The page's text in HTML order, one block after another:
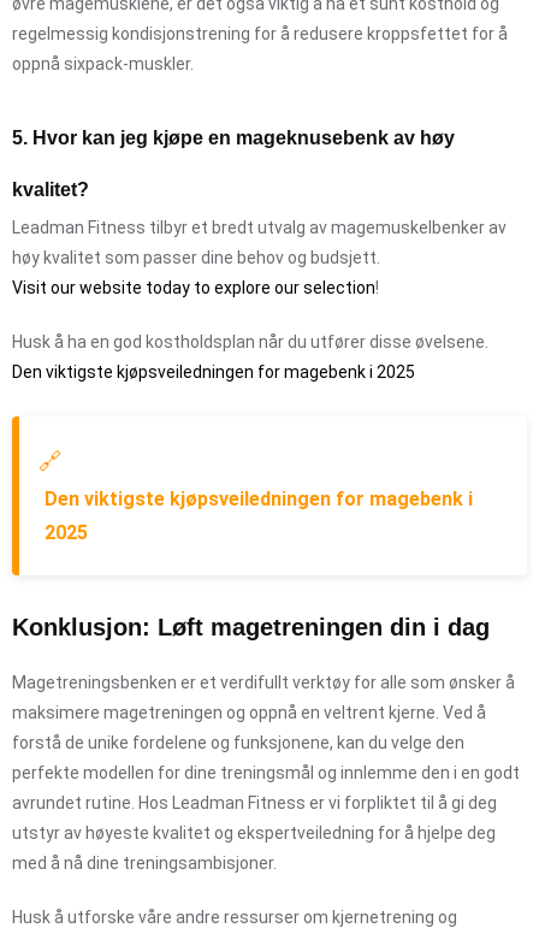
regelmessig kondisjonstrening for å redusere kroppsfettet for å
oppnå sixpack-muskler.
5. Hvor kan jeg kjøpe en mageknusebenk av høy
kvalitet?
Leadman Fitness tilbyr et bredt utvalg av magemuskelbenker av
høy kvalitet som passer dine behov og budsjett.
Visit our website today to explore our selection!
Husk å ha en god kostholdsplan når du utfører disse øvelsene.
Den viktigste kjøpsveiledningen for magebenk i 2025
🔗
Den viktigste kjøpsveiledningen for magebenk i
2025
Konklusjon: Løft magetreningen din i dag
Magetreningsbenken er et verdifullt verktøy for alle som ønsker å
maksimere magetreningen og oppnå en veltrent kjerne. Ved å
forstå de unike fordelene og funksjonene, kan du velge den
perfekte modellen for dine treningsmål og innlemme den i en godt
avrundet rutine. Hos Leadman Fitness er vi forpliktet til å gi deg
utstyr av høyeste kvalitet og ekspertveiledning for å hjelpe deg
med å nå dine treningsambisjoner.
Husk å utforske våre andre ressurser om kjernetrening og